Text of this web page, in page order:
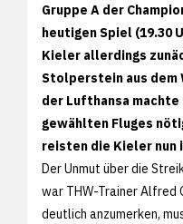
Gruppe A der
heutigen Spiel (19.30
Kieler allerdings
Stolperstein aus dem
der Lufthansa machte
gewählten Fluges
reisten die Kieler nun
Der Unmut über die
war THW-Trainer Alfred
deutlich anzumerken,